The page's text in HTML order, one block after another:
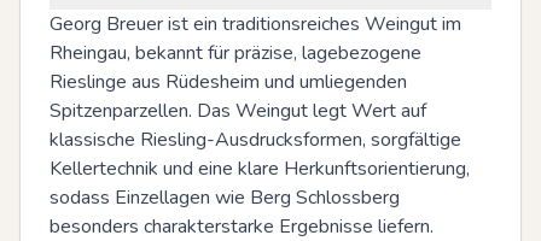
Georg Breuer ist ein traditionsreiches Weingut im
Rheingau, bekannt für präzise, lagebezogene
Rieslinge aus Rüdesheim und umliegenden
Spitzenparzellen. Das Weingut legt Wert auf
klassische Riesling-Ausdrucksformen, sorgfältige
Kellertechnik und eine klare Herkunftsorientierung,
sodass Einzellagen wie Berg Schlossberg
besonders charakterstarke Ergebnisse liefern.